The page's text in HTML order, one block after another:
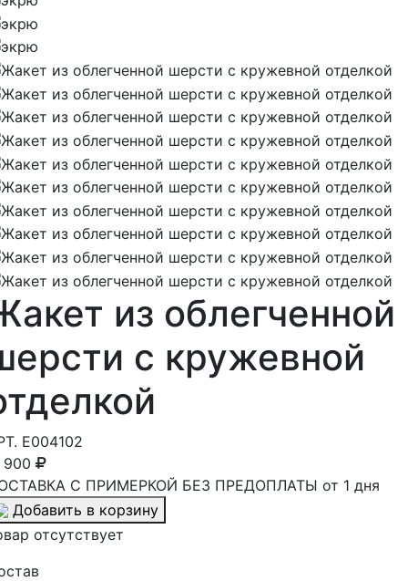
из облегченной
с кружевной
E004102
900
С ПРИМЕРКОЙ БЕЗ ПРЕДОПЛАТЫ от 1 дня
Добавить в корзину
отсутствует